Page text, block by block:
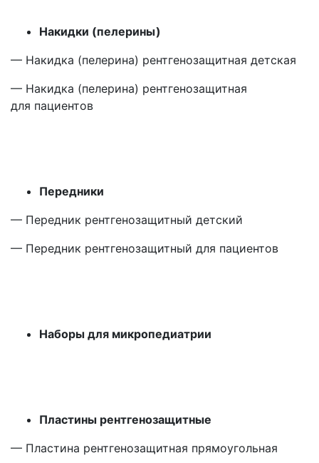
Накидки (пелерины)
— Накидка (пелерина) рентгенозащитная детская
— Накидка (пелерина) рентгенозащитная
для пациентов
Передники
— Передник рентгенозащитный детский
— Передник рентгенозащитный для пациентов
Наборы для микропедиатрии
Пластины рентгенозащитные
— Пластина рентгенозащитная прямоугольная